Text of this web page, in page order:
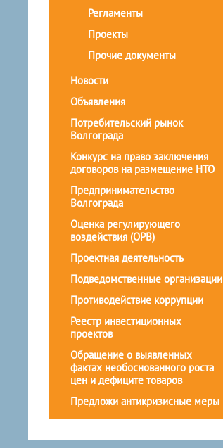
Регламенты
Проекты
Прочие документы
Новости
Объявления
Потребительский рынок
Волгограда
Конкурс на право заключения
договоров на размещение НТО
Предпринимательство
Волгограда
Оценка регулирующего
воздействия (ОРВ)
Проектная деятельность
Подведомственные организации
Противодействие коррупции
Реестр инвестиционных
проектов
Обращение о выявленных
фактах необоснованного роста
цен и дефиците товаров
Предложи антикризисные меры